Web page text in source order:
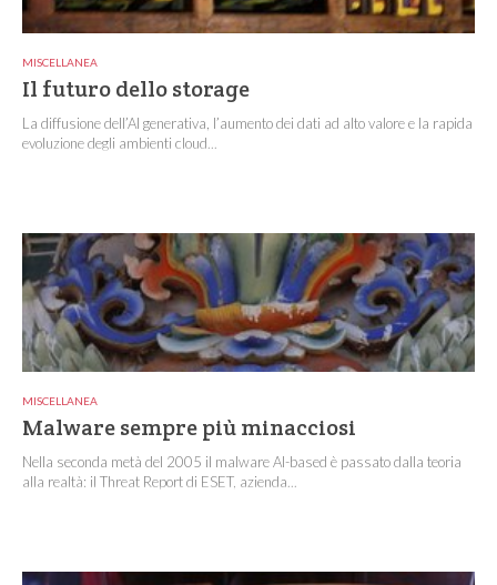
MISCELLANEA
Il futuro dello storage
La diffusione dell’AI generativa, l’aumento dei dati ad alto valore e la rapida
evoluzione degli ambienti cloud...
MISCELLANEA
Malware sempre più minacciosi
Nella seconda metà del 2005 il malware AI-based è passato dalla teoria
alla realtà: il Threat Report di ESET, azienda...